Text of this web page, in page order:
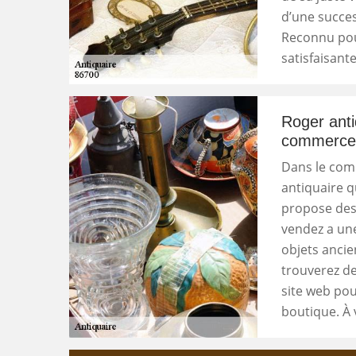
d’une
Reconnu
Roger
Dans le
antiquaire
propose
vendez a
objets
trouverez
site web
boutique. À